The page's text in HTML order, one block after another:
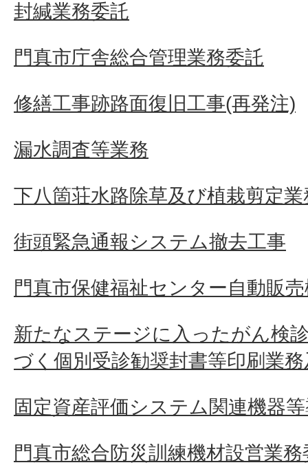
封緘業務委託
門真市庁舎総合管理業務委託
修繕工事跡路面復旧工事(再発注)
漏水調査等業務
下八箇荘水路除草及び植栽剪定
街頭緊急通報システム撤去工事
門真市保健福祉センター自動販
新たなステージに入ったがん検
づく個別受診勧奨封書等印刷業
固定資産評価システム関連機器
門真市総合防災訓練機材設営業務